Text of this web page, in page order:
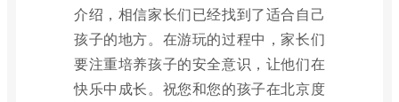
介绍，相信家长们已经找到了适合自己
孩子的地方。在游玩的过程中，家长们
要注重培养孩子的安全意识，让他们在
快乐中成长。祝您和您的孩子在北京度